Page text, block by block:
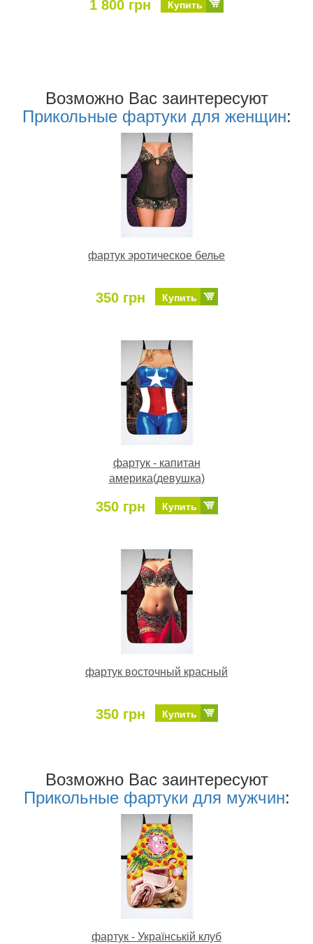
1 800 грн Купить
Возможно Ваc заинтересуют
Прикольные фартуки для женщин:
фартук эротическое белье
350 грн Купить
фартук - капитан
америка(девушка)
350 грн Купить
фартук восточный красный
350 грн Купить
Возможно Ваc заинтересуют
Прикольные фартуки для мужчин:
фартук - Українській клуб